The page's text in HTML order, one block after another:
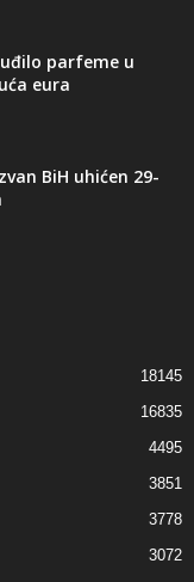
parfeme u
eura
BiH uhićen 29-
18145
16835
4495
3851
3778
3072